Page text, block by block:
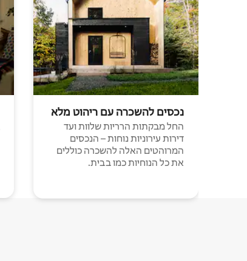
נכסים להשכרה עם ריהוט מלא
החל מבקתות הרריות שלוות ועד
דירות עירוניות נוחות – הנכסים
המרוהטים האלה להשכרה כוללים
את כל הנוחיות כמו בבית.